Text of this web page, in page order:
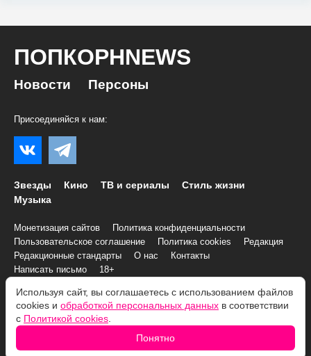
ПОПКОРНNEWS
Новости Персоны
Присоединяйся к нам:
Звезды Кино ТВ и сериалы
Стиль жизни
Музыка
Монетизация сайтов
Политика конфиденциальности
Пользовательское соглашение
Политика cookies
Редакция
Редакционные стандарты
О нас
Контакты
Написать письмо
18+
© 2007–2026 Все права и материалы принадлежат
«ПОПКОРНNEWS»
При копировании информации необходимо соблюдать
Используя сайт, вы соглашаетесь с использованием файлов
cookies и обработкой персональных данных в соответствии
с Политикой cookies
Понятно